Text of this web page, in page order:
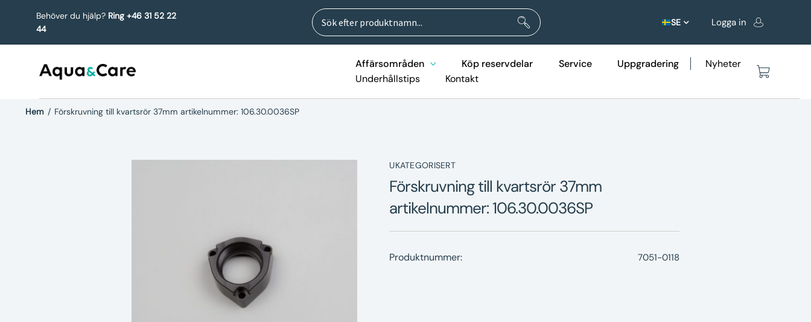
Behöver du hjälp? Ring +46 31 52 22
44
Sök
efter:
Sök
SE Logga in
Affärsområden Köp reservdelar Service Uppgradering
Nyheter
Underhållstips
Kontakt
Hem / Förskruvning till kvartsrör 37mm artikelnummer: 106.30.0036SP
UKATEGORISERT
Förskruvning till kvartsrör 37mm
artikelnummer: 106.30.0036SP
Produktnummer: 7051-0118